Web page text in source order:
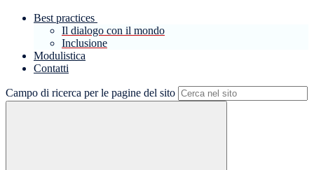
Best practices
Il dialogo con il mondo
Inclusione
Modulistica
Contatti
Campo di ricerca per le pagine del sito